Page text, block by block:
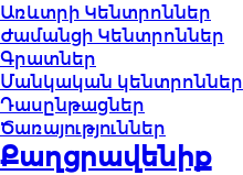
Առևտրի Կենտրոններ
Ժամանցի Կենտրոններ
Գրատներ
Մանկական կենտրոններ
Դասընթացներ
Ծառայություններ
Քաղցրավենիք